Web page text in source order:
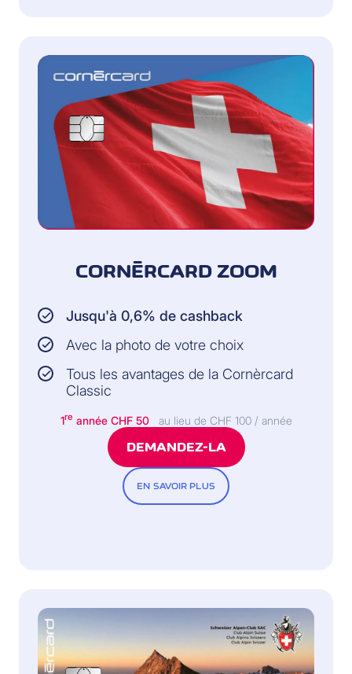
CORNÈRCARD ZOOM
Jusqu'à 0,6% de cashback
Avec la photo de votre choix
Tous les avantages de la Cornèrcard
Classic
1re année CHF 50 au lieu de CHF 100 / année
DEMANDEZ-LA
EN SAVOIR PLUS